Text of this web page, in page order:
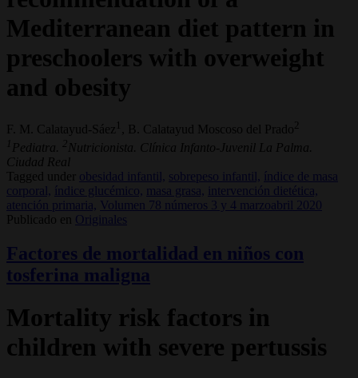
Mediterranean diet pattern in
preschoolers with overweight
and obesity
F. M. Calatayud-Sáez 1 , B. Calatayud Moscoso del Prado2
1 Pediatra. 2 Nutricionista. Clínica Infanto-Juvenil La Palma.
Ciudad Real
Tagged under
obesidad infantil, sobrepeso infantil,
índice de masa
corporal,
índice glucémico, masa grasa,
intervención dietética,
atención primaria,
Volumen 78 números 3 y 4 marzoabril 2020
Publicado en
Originales
Factores de mortalidad en niños con
tosferina maligna
Mortality risk factors in
children with severe pertussis